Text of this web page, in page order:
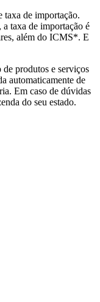
taxa de importação.
, a taxa de importação é
além do ICMS*. E
produtos e serviços
automaticamente de
Em caso de dúvidas
do seu estado.